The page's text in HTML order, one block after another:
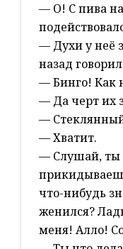
— О! С пива
— Духи у неё
назад
— Бинго! Как
— Да черт их
—
— Хватит.
— Слушай, ты
что-нибудь
женился?
меня! Алло!